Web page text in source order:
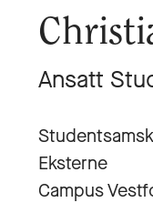
Ansatt
Eksterne
Campus